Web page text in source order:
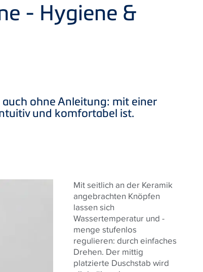
- Hygiene &
auch ohne Anleitung: mit einer
und komfortabel ist.
Mit seitlich an der Keramik
angebrachten Knöpfen
lassen sich
Wassertemperatur und -
menge stufenlos
regulieren: durch einfaches
Drehen. Der mittig
platzierte Duschstab wird